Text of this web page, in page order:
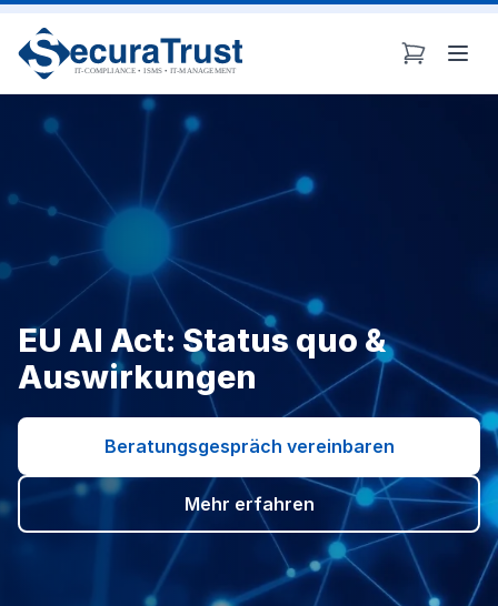
Zum Hauptinhalt springen
EU AI Act: Status quo &
Auswirkungen
Beratungsgespräch vereinbaren
Mehr erfahren